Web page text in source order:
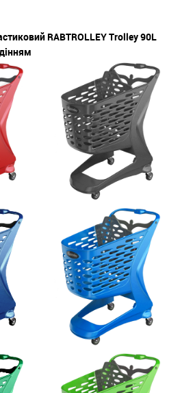
RABTROLLEY Trolley 90L